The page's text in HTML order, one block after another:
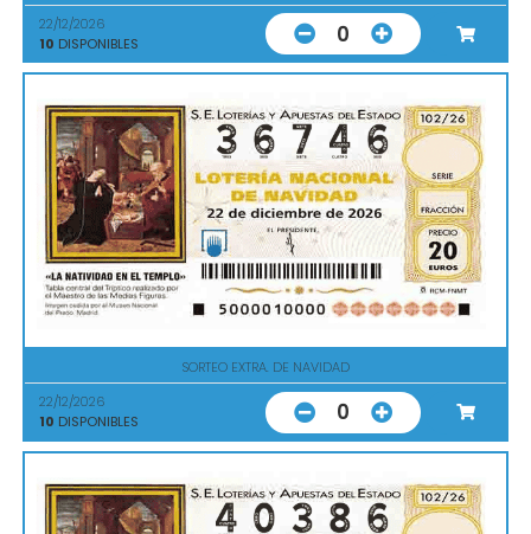
22/12/2026
10 DISPONIBLES 0
SORTEO EXTRA. DE NAVIDAD
22/12/2026
10 DISPONIBLES 0